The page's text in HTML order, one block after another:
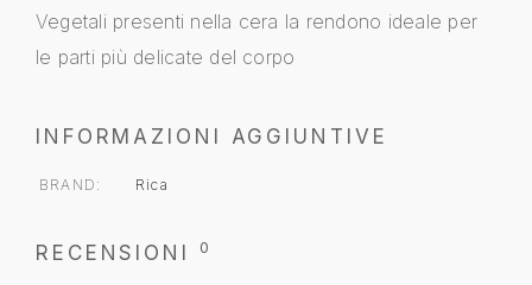
Vegetali presenti nella cera la rendono ideale per
le parti più delicate del corpo
INFORMAZIONI AGGIUNTIVE
BRAND Rica
RECENSIONI 0